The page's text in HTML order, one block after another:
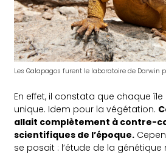
Les Galapagos furent le laboratoire de Darwin
En effet, il constata que chaque
unique. Idem pour la végétation.
allait complètement à contre-
scientifiques de l’époque.
se posait : l’étude de la génétique